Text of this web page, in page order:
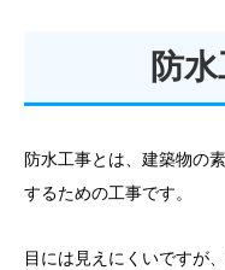
防
防水工事とは、建築物の
するための工事です。
目には見えにくいですが